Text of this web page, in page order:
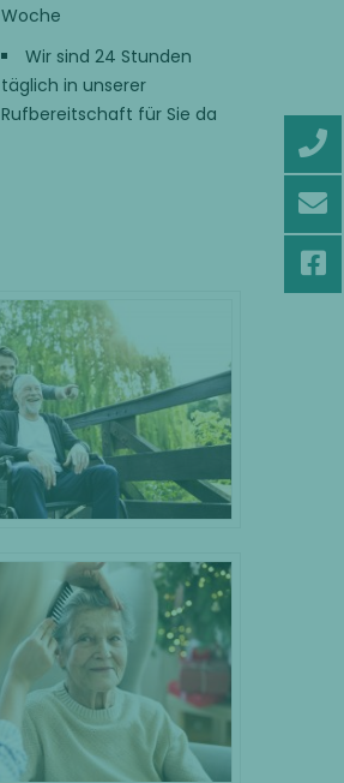
Woche
Wir sind 24 Stunden
täglich in unserer
Rufbereitschaft für Sie da